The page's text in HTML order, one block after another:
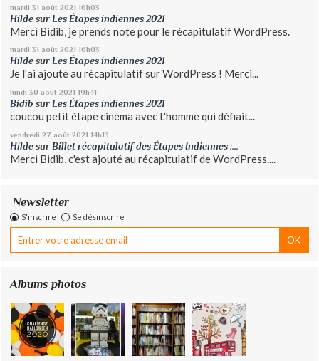
mardi 31 août 2021 16h03
Hilde sur Les Étapes indiennes 2021
Merci Bidib, je prends note pour le récapitulatif WordPress.
mardi 31 août 2021 16h03
Hilde surLes Étapes indiennes 2021
Je l'ai ajouté au récapitulatif sur WordPress ! Merci...
lundi 30 août 2021 19h41
Bidib sur Les Étapes indiennes 2021
coucou petit étape cinéma avec L'homme qui défiait...
vendredi 27 août 2021 14h13
Hilde sur Billet récapitulatif des Étapes Indiennes :...
Merci Bidib, c'est ajouté au récapitulatif de WordPress....
Newsletter
S'inscrire Se désinscrire
Albums photos